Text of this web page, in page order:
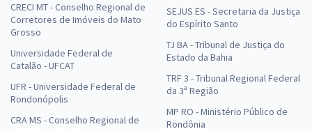
CRECI MT - Conselho Regional de
Corretores de Imóveis do Mato
Grosso
Universidade Federal de
Catalão - UFCAT
UFR - Universidade Federal de
Rondonópolis
CRA MS - Conselho Regional de
SEJUS ES - Secretaria da Justiça
do Espírito Santo
TJ BA - Tribunal de Justiça do
Estado da Bahia
TRF 3 - Tribunal Regional Federal
da 3ª Região
MP RO - Ministério Público de
Rondônia